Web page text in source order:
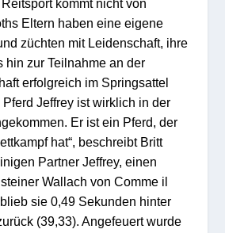
kommt nicht von
Eltern haben eine eigene
züchten mit Leidenschaft, ihre
hin zur Teilnahme an der
erfolgreich im Springsattel
Pferd Jeffrey ist wirklich in der
Er ist ein Pferd, der
hat“, beschreibt Britt
Partner Jeffrey, einen
Wallach von Comme il
sie 0,49 Sekunden hinter
(39,33). Angefeuert wurde